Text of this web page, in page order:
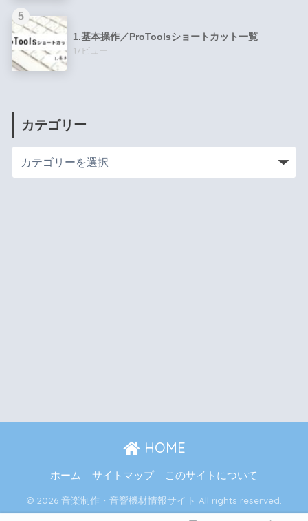
1.基本操作／ProToolsショートカット一覧
17ビュー
カテゴリー
HOME
ホーム サイトマップ このサイトについて
© 2026 音楽制作・音響機材情報サイト All rights reserved.